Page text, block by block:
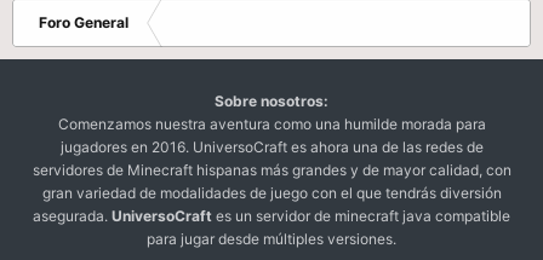
Foro General
Sobre nosotros:
Comenzamos nuestra aventura como una humilde morada para
jugadores en 2016. UniversoCraft es ahora una de las redes de
servidores de Minecraft hispanas más grandes y de mayor calidad, con
gran variedad de modalidades de juego con el que tendrás diversión
asegurada. UniversoCraft es un servidor de minecraft java compatible
para jugar desde múltiples versiones.